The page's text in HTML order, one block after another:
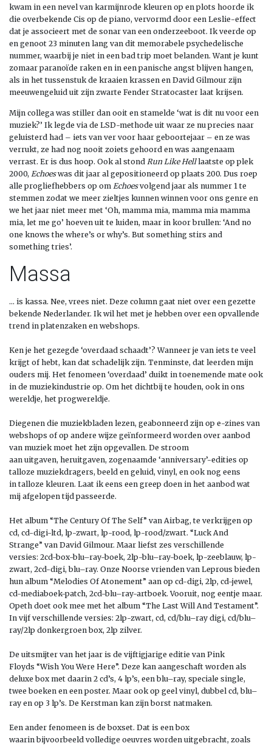
kwam in een nevel van karmijnrode kleuren op en plots hoorde ik
die overbekende Cis op de piano, vervormd door een Leslie-effect
dat je associeert met de sonar van een onderzeeboot. Ik veerde op
en genoot 23 minuten lang van dit memorabele psychedelische
nummer, waarbij je niet in een bad trip moet belanden. Want je kunt
zomaar paranoïde raken en in een panische angst blijven hangen,
als in het tussenstuk de kraaien krassen en David Gilmour zijn
meeuwengeluid uit zijn zwarte Fender Stratocaster laat krijsen.
Mijn collega was stiller dan ooit en stamelde ‘wat is dit nu voor een
muziek?’ Ik legde via de LSD-methode uit waar ze nu precies naar
geluisterd had – iets van ver voor haar geboortejaar – en ze was
verrukt, ze had nog nooit zoiets gehoord en was aangenaam
verrast. Er is dus hoop. Ook al stond Run Like Helllaatste op plek
2000, Echoeswas dit jaar al gepositioneerd op plaats 200. Dus roep
alle progliefhebbers op om Echoesvolgend jaar als nummer 1 te
stemmen zodat we meer zieltjes kunnen winnen voor ons genre en
we het jaar niet meer met ‘Oh, mamma mia, mamma mia mamma
mia, let me go’ hoeven uit te luiden, maar in koor brullen: ‘And no
one knows the where’s or why’s. But something stirs and
something tries’.
Massa
… is kassa. Nee, vrees niet. Deze column gaat niet over een gezette
bekende Nederlander. Ik wil het met je hebben over een opvallende
trend in platenzaken en webshops.
Ken je het gezegde ‘overdaad schaadt’? Wanneer je van iets te veel
krijgt of hebt, kan dat schadelijk zijn. Tenminste, dat leerden mijn
ouders mij. Het fenomeen ‘overdaad’ duikt in toenemende mate ook
in de muziekindustrie op. Om het dichtbij te houden, ook in ons
wereldje, het progwereldje.
Diegenen die muziekbladen lezen, geabonneerd zijn op e-zines van
webshops of op andere wijze geïnformeerd worden over aanbod
van muziekmoet het zijn opgevallen. De stroom
aan uitgaven, heruitgaven, zogenaamde ‘anniversary’-edities op
talloze muziekdragers, beeld en geluid, vinyl, en ook nog eens
in talloze kleuren. Laat ik eens een greep doen in het aanbod wat
mij afgelopen tijdpasseerde.
Het album “The Century Of The Self” van Airbag, te verkrijgen op
cd, cd-digi-ltd, lp-zwart, lp-rood, lp-rood/zwart. “Luck And
Strange” van David Gilmour. Maar liefst zes verschillende
versies: 2cd-box-blu–ray-boek, 2lp-blu–ray-boek, lp-zeeblauw, lp-
zwart, 2cd-digi, blu–ray. Onze Noorse vrienden van Leprous bieden
hun album “Melodies Of Atonement” aan op cd-digi, 2lp, cd-jewel,
cd-mediaboek-patch, 2cd-blu–ray-artboek. Vooruit, nog eentje maar.
Opeth doet ook mee met het album “The Last Will And Testament”.
In vijf verschillende versies: 2lp-zwart, cd, cd/blu–ray digi, cd/blu–
ray/2lp donkergroen box, 2lp zilver.
De uitsmijter van het jaar is de vijftigjarige editie van Pink
Floyds “Wish You Were Here”. Deze kan aangeschaft worden als
deluxe box met daarin 2 cd’s, 4 lp’s, een blu–ray, speciale single,
twee boeken en een poster. Maar ookop geel vinyl, dubbel cd, blu–
ray en op 3 lp’s. De Kerstman kan zijn borst natmaken.
Een ander fenomeen is de boxset. Dat is een box
waarinbijvoorbeeld volledige oeuvres worden uitgebracht, zoals